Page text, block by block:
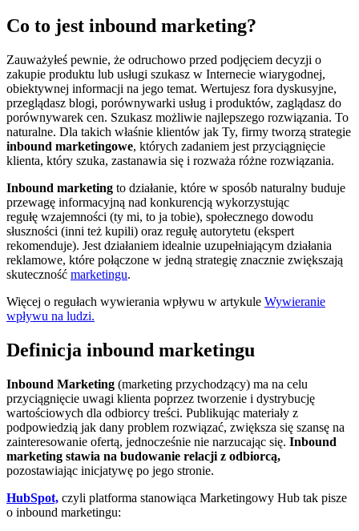
Co to jest inbound marketing?
Zauważyłeś pewnie, że odruchowo przed podjęciem decyzji o
zakupie produktu lub usługi szukasz w Internecie wiarygodnej,
obiektywnej informacji na jego temat. Wertujesz fora dyskusyjne,
przeglądasz blogi, porównywarki usług i produktów, zaglądasz do
porównywarek cen. Szukasz możliwie najlepszego rozwiązania. To
naturalne. Dla takich właśnie klientów jak Ty, firmy tworzą strategie
inbound marketingowe, których zadaniem jest przyciągnięcie
klienta, który szuka, zastanawia się i rozważa różne rozwiązania.
Inbound marketing to działanie, które w sposób naturalny buduje
przewagę informacyjną nad konkurencją wykorzystując
regułę wzajemności (ty mi, to ja tobie), społecznego dowodu
słuszności (inni też kupili) oraz regułę autorytetu (ekspert
rekomenduje). Jest działaniem idealnie uzupełniającym działania
reklamowe, które połączone w jedną strategię znacznie zwiększają
skuteczność marketingu.
Więcej o regułach wywierania wpływu w artykule Wywieranie
wpływu na ludzi.
Definicja inbound marketingu
Inbound Marketing (marketing przychodzący) ma na celu
przyciągnięcie uwagi klienta poprzez tworzenie i dystrybucję
wartościowych dla odbiorcy treści. Publikując materiały z
podpowiedzią jak dany problem rozwiązać, zwiększa się szansę na
zainteresowanie ofertą, jednocześnie nie narzucając się. Inbound
marketing stawia na budowanie relacji z odbiorcą,
pozostawiając inicjatywę po jego stronie.
HubSpot, czyli platforma stanowiąca Marketingowy Hub tak pisze
o inbound marketingu: